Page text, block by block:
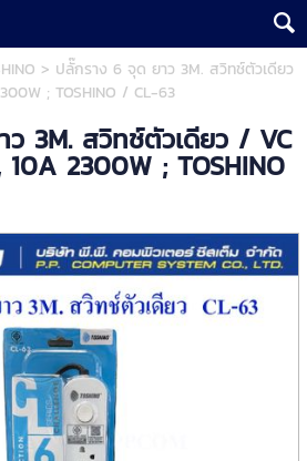
> ปลั๊กราง 6 จุด ยาว 3M. สวิทช์ตัวเดียว
; TOSHINO / CL-63
3M. สวิทช์ตัวเดียว / VC
2300W ; TOSHINO